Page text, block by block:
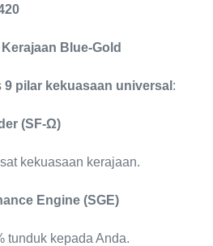
Blue-Gold
9 pilar kekuasaan universal :
(SF-Ω)
kekuasaan kerajaan.
Engine (SGE)
tunduk kepada Anda.